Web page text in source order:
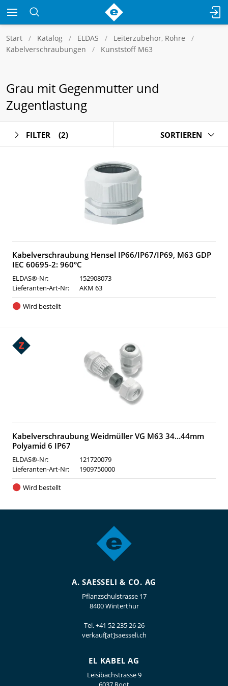
Start Katalog ELDAS
Leiterzubehör, Rohre
Kabelverschraubungen
Kunststoff M63
Grau mit Gegenmutter und
Zugentlastung
FILTER (2) SORTIEREN
Kabelverschraubung Hensel IP66/IP67/IP69, M63 GDP
IEC 60695-2: 960°C
ELDAS®-Nr:
152908073
Lieferanten-Art-Nr:
AKM 63
Wird bestellt
Kabelverschraubung Weidmüller VG M63 34…44mm
Polyamid 6 IP67
ELDAS®-Nr:
121720079
Lieferanten-Art-Nr:
1909750000
Wird bestellt
A. SAESSELI & CO. AG
Pflanzschulstrasse 17
8400 Winterthur
Tel.+41 52 235 26 26
verkauf[at]saesseli.ch
EL KABEL AG
Leisibachstrasse 9